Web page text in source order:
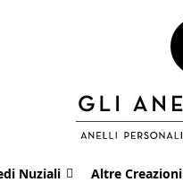
Nuziali Altre Creazioni